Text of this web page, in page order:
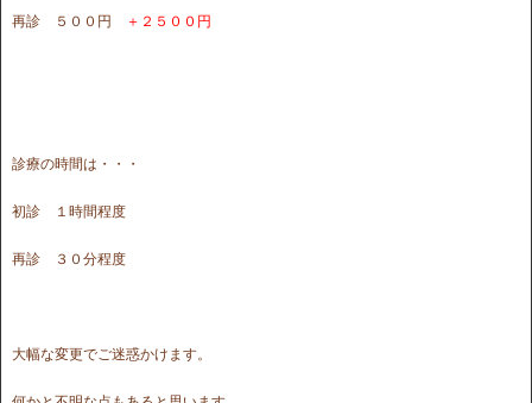
再診 ５００円 ＋２５００円
診療の時間は・・・
初診 １時間程度
再診 ３０分程度
大幅な変更でご迷惑かけます。